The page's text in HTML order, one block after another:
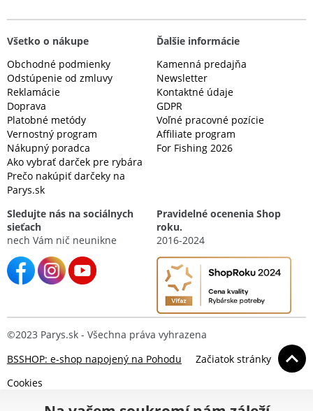
Všetko o nákupe
Obchodné podmienky
Odstúpenie od zmluvy
Reklamácie
Doprava
Platobné metódy
Vernostný program
Nákupný poradca
Ako vybrať darček pre rybára
Prečo nakúpiť darčeky na
Parys.sk
Ďalšie informácie
Kamenná predajňa
Newsletter
Kontaktné údaje
GDPR
Voľné pracovné pozície
Affiliate program
For Fishing 2026
Sledujte nás na sociálnych
sieťach
nech Vám nič neunikne
Pravidelné ocenenia Shop
roku.
2016-2024
©2023 Parys.sk - Všechna práva vyhrazena
BSSHOP: e-shop napojený na Pohodu
Začiatok stránky
Cookies